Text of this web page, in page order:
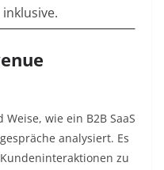
wie ein B2B SaaS
analysiert. Es
zu